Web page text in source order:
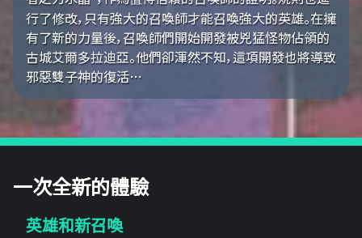
行了修改，只有強大的召喚師才能召喚強大的英雄。在擁
有了新的力量後，召喚師們開始開發被兇猛怪物佔領的
古城艾爾多拉迪亞。他們卻渾然不知，這項開發也將導致
邪惡雙子神的復活…
一次全新的體驗
英雄和新召喚